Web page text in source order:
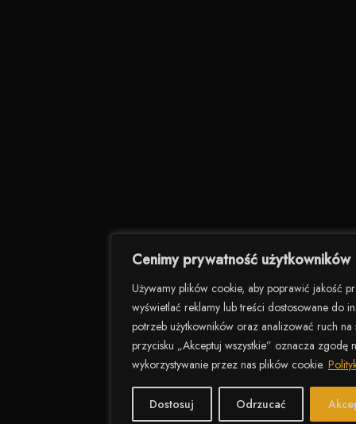
Cenimy prywatność użytkowników
Używamy plików cookie, aby poprawić jakość
wyświetlać reklamy lub treści dostosowane do
potrzeb użytkowników oraz analizować ruch na
przycisku „Akceptuj wszystkie” oznacza zgodę
wykorzystywanie przez nas plików cookie.
Dostosuj Odrzucać